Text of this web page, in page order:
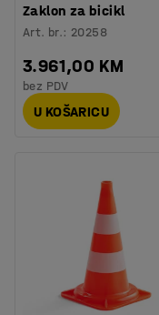
Zaklon za bicikl
Art. br.: 20258
3.961,00 KM
bez PDV
U KOŠARICU